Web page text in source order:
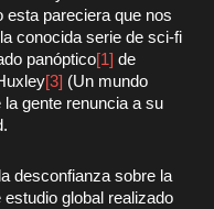
esta pareciera que nos
conocida serie de sci-fi
panóptico[1] de
[3] (Un mundo
gente renuncia a su
desconfianza sobre la
global realizado